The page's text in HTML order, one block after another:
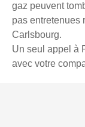
gaz peuvent
pas entretenues
Carlsbourg.
Un seul appel à
avec votre